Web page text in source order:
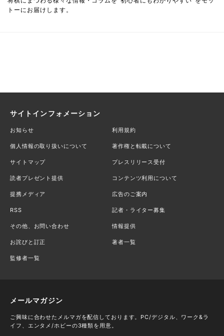
トーにお届けします。
サイトインフォメーション
お知らせ 利用規約
個人情報の取り扱いについて 著作権と転載について
サイトマップ プレスリリース受付
読者プレゼント提供 コンテンツ利用について
提携メディア 広告のご案内
RSS 記者・ライター募集
その他、お問い合わせ 情報提供
お詫びと訂正 著者一覧
監修者一覧
メールマガジン
ご興味に合わせたメルマガを配信しております。PC/デジタル、ワーク&ラ
イフ、エンタメ/ホビーの3種類を用意。